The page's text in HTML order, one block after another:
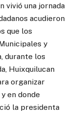
vivió una jornada
acudieron
que los
y
durante los
Huixquilucan
organizar
en donde
la presidenta